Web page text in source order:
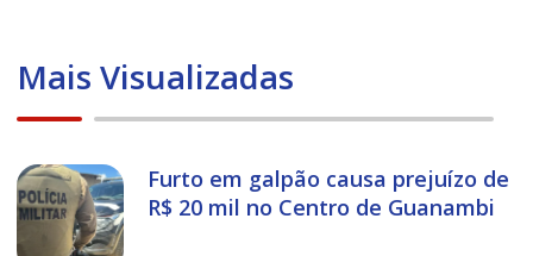
Mais Visualizadas
Furto em galpão causa prejuízo de
R$ 20 mil no Centro de Guanambi